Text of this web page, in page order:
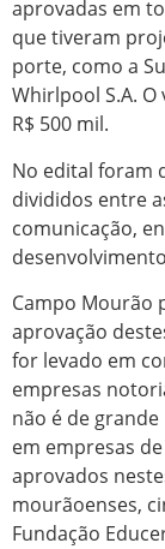
aprovadas em
que tiveram
porte, como a
Whirlpool S.A.
R$ 500 mil.
No edital foram
divididos entre
comunicação,
Campo Mourão
aprovação
for levado em
empresas
não é de
em empresas
aprovados
mourãoenses,
Fundação